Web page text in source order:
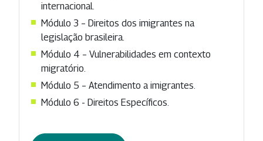
internacional.
Módulo 3 – Direitos dos imigrantes na
legislação brasileira.
Módulo 4 – Vulnerabilidades em contexto
migratório.
Módulo 5 – Atendimento a imigrantes.
Módulo 6 - Direitos Específicos.